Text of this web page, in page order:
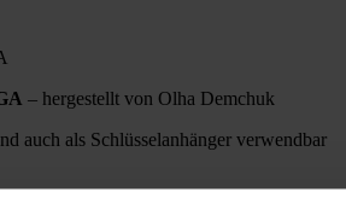
– hergestellt von Olha Demchuk
auch als Schlüsselanhänger verwendbar